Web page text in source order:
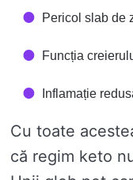
Pericol slab de
Funcția
Inflamație
Cu toate
că regim keto